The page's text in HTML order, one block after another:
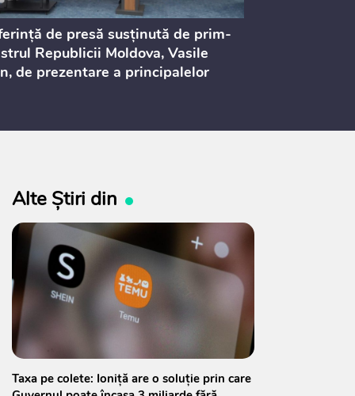
de presă susținută de prim-
Republicii Moldova, Vasile
de prezentare a principalelor
publice
Alte Știri din
Taxa pe colete: Ioniță are o soluție prin care